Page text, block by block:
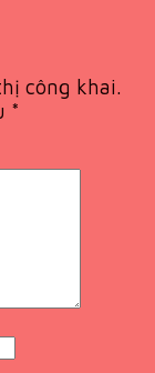
công khai.
*